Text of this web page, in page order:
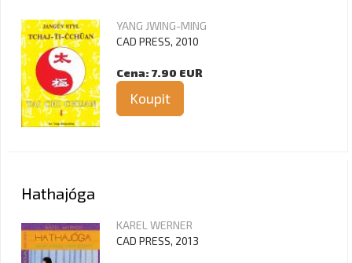
YANG JWING-MING
CAD PRESS, 2010
Cena: 7.90 EUR
Koupit
Hathajóga
KAREL WERNER
CAD PRESS, 2013